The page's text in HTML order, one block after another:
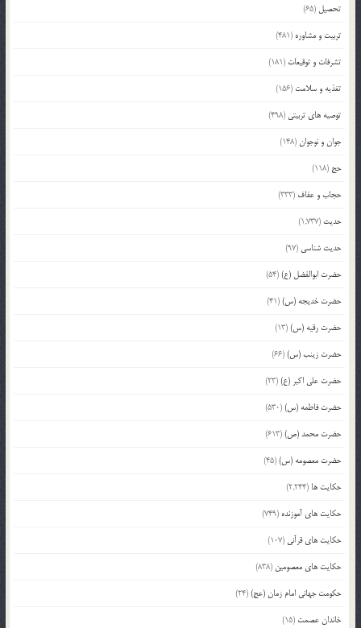
تحصیل (65)
تربیت و مشاوره (481)
تشرفات و توقیعات (181)
تغذیه و سلامت (156)
توصیه های تربیتی (498)
جوان و نوجوان(148)
حج (118)
حجاب و عفاف (333)
حدیث (1,737)
حدیث شناسی (97)
حضرت ابوالفضل (ع)(54)
حضرت خدیجه (س)(41)
حضرت رقیه (س)(13)
حضرت زینب (س)(66)
حضرت علی اکبر (ع)(23)
حضرت فاطمه (س)(530)
حضرت محمد (ص)(613)
حضرت معصومه (س)(45)
حکایت ها (2,244)
حکایت های آموزنده (749)
حکایت های قرآنی (107)
حکایت های معصومین (838)
حکومت جهانی امام زمان (عج)(24)
خاندان عصمت (15)